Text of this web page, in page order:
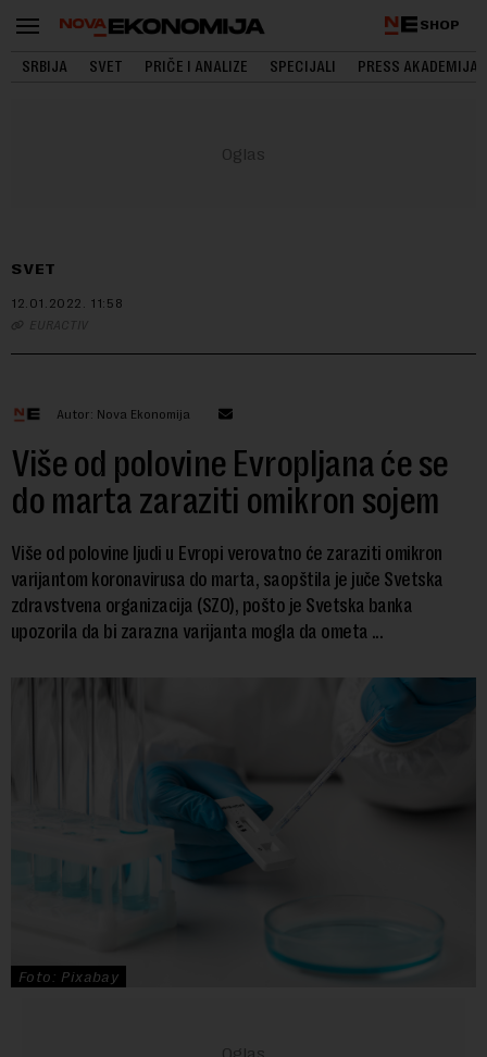
SHOP
SRBIJA SVET PRIČE I ANALIZE SPECIJALI PRESS AKADEMIJA
SVET
12.01.2022. 11:58
EURACTIV
Autor: Nova Ekonomija
Više od polovine Evropljana će se
do marta zaraziti omikron sojem
Više od polovine ljudi u Evropi verovatno će zaraziti omikron
varijantom koronavirusa do marta, saopštila je juče Svetska
zdravstvena organizacija (SZO), pošto je Svetska banka
upozorila da bi zarazna varijanta mogla da ometa ...
Foto: Pixabay